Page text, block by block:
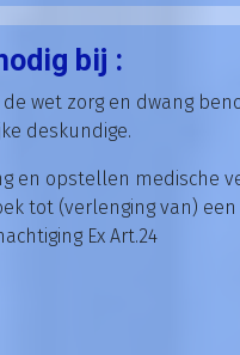
bij :
wet zorg en dwang
deskundige.
en opstellen medische
tot (verlenging van) een
Ex Art.24